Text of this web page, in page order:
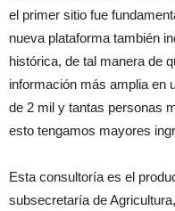
el primer sitio fue
nueva plataforma también
histórica, de tal manera de
información más amplia en
de 2 mil y tantas personas
esto tengamos mayores
Esta consultoría es el
subsecretaría de